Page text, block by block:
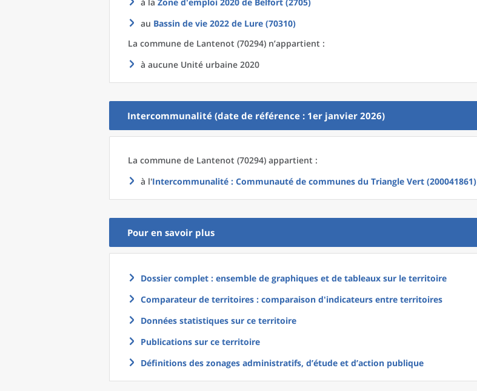
au Bassin de vie 2022 de Lure (70310)
La commune de Lantenot (70294) n’appartient :
à aucune Unité urbaine 2020
Intercommunalité (date de référence : 1er janvier 2026)
La commune de Lantenot (70294) appartient :
à l'Intercommunalité : Communauté de communes du Triangle Vert (200041861)
Pour en savoir plus
Dossier complet : ensemble de graphiques et de tableaux sur le territoire
Comparateur de territoires : comparaison d'indicateurs entre territoires
Données statistiques sur ce territoire
Publications sur ce territoire
Définitions des zonages administratifs, d’étude et d’action publique